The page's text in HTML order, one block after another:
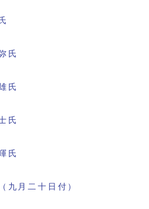
氏
氏
氏
氏
九月二十日付）